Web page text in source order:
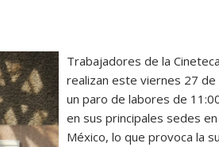
Trabajadores de la
realizan este viernes 27
un paro de labores de
en sus principales sedes
México, lo que provoca la